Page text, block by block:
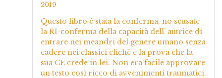
2019
Questo libro è stata la conferma, no scusate
la RI-conferma della capacità dell’ autrice di
entrare nei meandri del genere umano senza
cadere nei classici clichè e la prova che la
sua CE crede in lei. Non era facile approvare
un testo così ricco di avvenimenti traumatici,